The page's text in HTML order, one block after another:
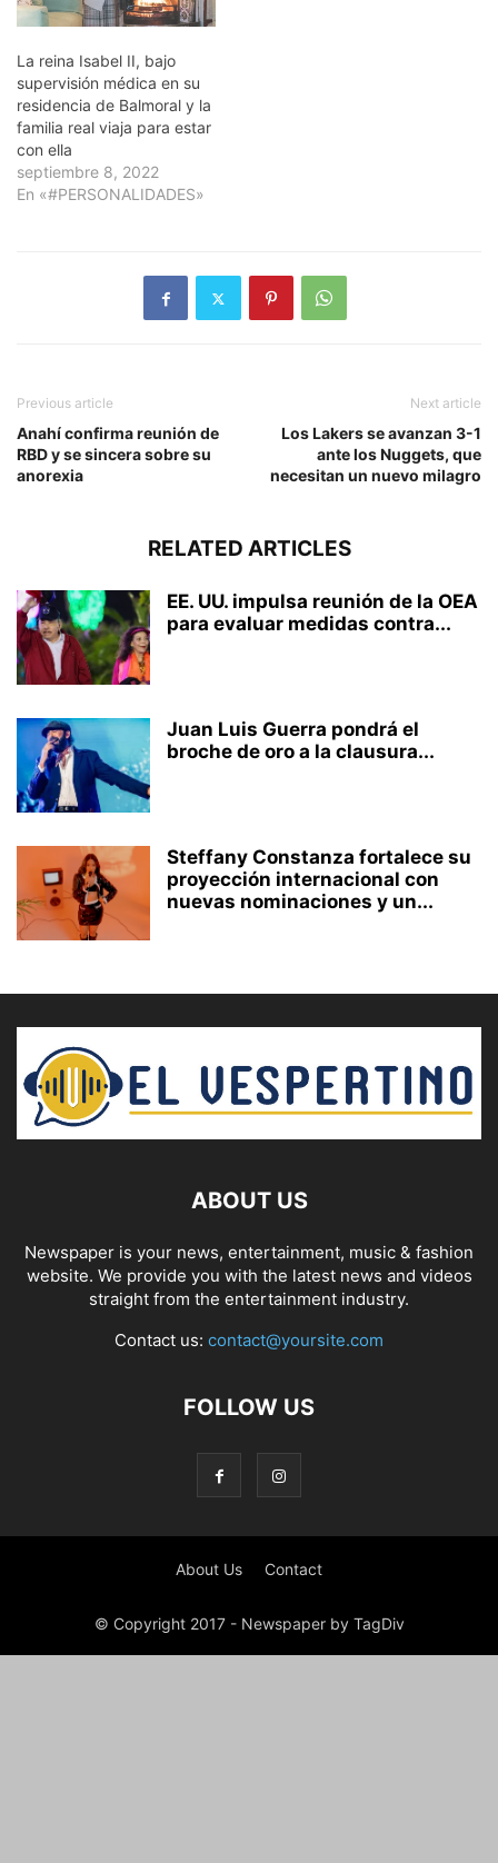
La reina Isabel II, bajo
supervisión médica en su
residencia de Balmoral y la
familia real viaja para estar
con ella
septiembre 8, 2022
En «#PERSONALIDADES»
Previous article
Anahí confirma reunión de
RBD y se sincera sobre su
anorexia
Next article
Los Lakers se avanzan 3-1
ante los Nuggets, que
necesitan un nuevo milagro
RELATED ARTICLES
EE. UU. impulsa reunión de la OEA
para evaluar medidas contra...
Juan Luis Guerra pondrá el
broche de oro a la clausura...
Steffany Constanza fortalece su
proyección internacional con
nuevas nominaciones y un...
ABOUT US
Newspaper is your news, entertainment, music & fashion
website. We provide you with the latest news and videos
straight from the entertainment industry.
Contact us: contact@yoursite.com
FOLLOW US
About Us Contact
© Copyright 2017 - Newspaper by TagDiv